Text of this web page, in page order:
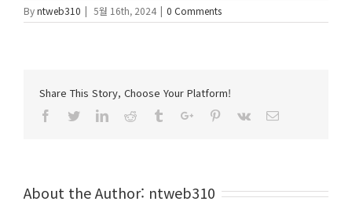
Byntweb310 | 5월 16th, 2024 | 0 Comments
Share This Story, Choose Your Platform!
Facebook
TwitterLinkedinReddit TumblrGoogle+Pinterest
Vk Email
About the Author: ntweb310